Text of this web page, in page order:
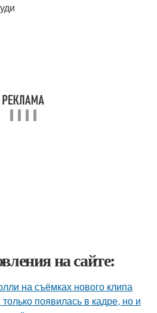
на сайте:
на съёмках нового клипа
появилась в кадре, но и